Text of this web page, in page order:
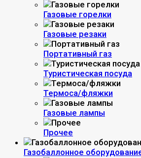
Газовые горелки
Газовые резаки
Портативный газ
Туристическая посуда
Термоса/фляжки
Газовые лампы
Прочее
Газобаллонное